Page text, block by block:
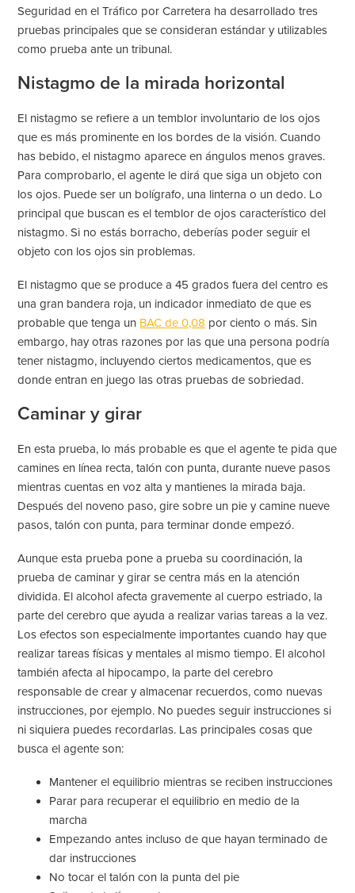
Seguridad en el Tráfico por Carretera ha desarrollado tres
pruebas principales que se consideran estándar y utilizables
como prueba ante un tribunal.
Nistagmo de la mirada horizontal
El nistagmo se refiere a un temblor involuntario de los ojos
que es más prominente en los bordes de la visión. Cuando
has bebido, el nistagmo aparece en ángulos menos graves.
Para comprobarlo, el agente le dirá que siga un objeto con
los ojos. Puede ser un bolígrafo, una linterna o un dedo. Lo
principal que buscan es el temblor de ojos característico del
nistagmo. Si no estás borracho, deberías poder seguir el
objeto con los ojos sin problemas.
El nistagmo que se produce a 45 grados fuera del centro es
una gran bandera roja, un indicador inmediato de que es
probable que tenga un BAC de 0,08 por ciento o más. Sin
embargo, hay otras razones por las que una persona podría
tener nistagmo, incluyendo ciertos medicamentos, que es
donde entran en juego las otras pruebas de sobriedad.
Caminar y girar
En esta prueba, lo más probable es que el agente te pida que
camines en línea recta, talón con punta, durante nueve pasos
mientras cuentas en voz alta y mantienes la mirada baja.
Después del noveno paso, gire sobre un pie y camine nueve
pasos, talón con punta, para terminar donde empezó.
Aunque esta prueba pone a prueba su coordinación, la
prueba de caminar y girar se centra más en la atención
dividida. El alcohol afecta gravemente al cuerpo estriado, la
parte del cerebro que ayuda a realizar varias tareas a la vez.
Los efectos son especialmente importantes cuando hay que
realizar tareas físicas y mentales al mismo tiempo. El alcohol
también afecta al hipocampo, la parte del cerebro
responsable de crear y almacenar recuerdos, como nuevas
instrucciones, por ejemplo. No puedes seguir instrucciones si
ni siquiera puedes recordarlas. Las principales cosas que
busca el agente son:
Mantener el equilibrio mientras se reciben instrucciones
Parar para recuperar el equilibrio en medio de la
marcha
Empezando antes incluso de que hayan terminado de
dar instrucciones
No tocar el talón con la punta del pie